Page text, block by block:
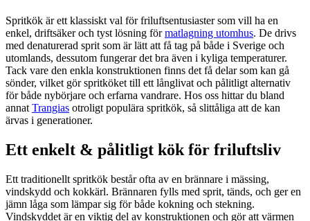
Spritkök är ett klassiskt val för friluftsentusiaster som vill ha en
enkel, driftsäker och tyst lösning förmatlagning utomhus. De drivs
med denaturerad sprit som är lätt att få tag på både i Sverige och
utomlands, dessutom fungerar det bra även i kyliga temperaturer.
Tack vare den enkla konstruktionen finns det få delar som kan gå
sönder, vilket gör spritköket till ett långlivat och pålitligt alternativ
för både nybörjare och erfarna vandrare. Hos oss hittar du bland
annat Trangias otroligt populära spritkök, så slittåliga att de kan
ärvas i generationer.
Ett enkelt & pålitligt kök för friluftsliv
Ett traditionellt spritkök består ofta av en brännare i mässing,
vindskydd och kokkärl. Brännaren fylls med sprit, tänds, och ger en
jämn låga som lämpar sig för både kokning och stekning.
Vindskyddet är en viktig del av konstruktionen och gör att värmen